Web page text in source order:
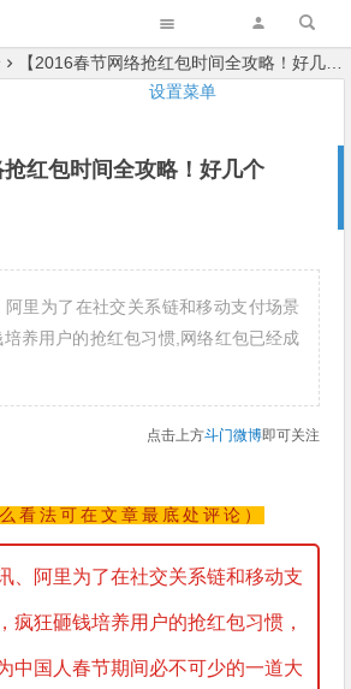
设置菜单
【2016春节网络抢红包时间全攻略！好几个亿！】
抢红包时间全攻略！好几个
里为了在社交关系链和移动支付场景
培养用户的抢红包习惯,网络红包已经成
点击上方斗门微博即可关注
么看法可在文章最底处评论）
、阿里为了在社交关系链和移动支
疯狂砸钱培养用户的抢红包习惯，
中国人春节期间必不可少的一道大